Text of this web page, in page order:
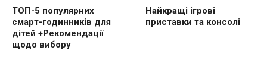
ТОП-5 популярних
смарт-годинників для
дітей +Рекомендації
щодо вибору
Найкращі ігрові
приставки та консолі